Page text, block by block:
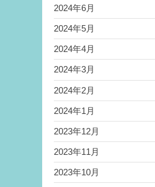
2024年6月
2024年5月
2024年4月
2024年3月
2024年2月
2024年1月
2023年12月
2023年11月
2023年10月